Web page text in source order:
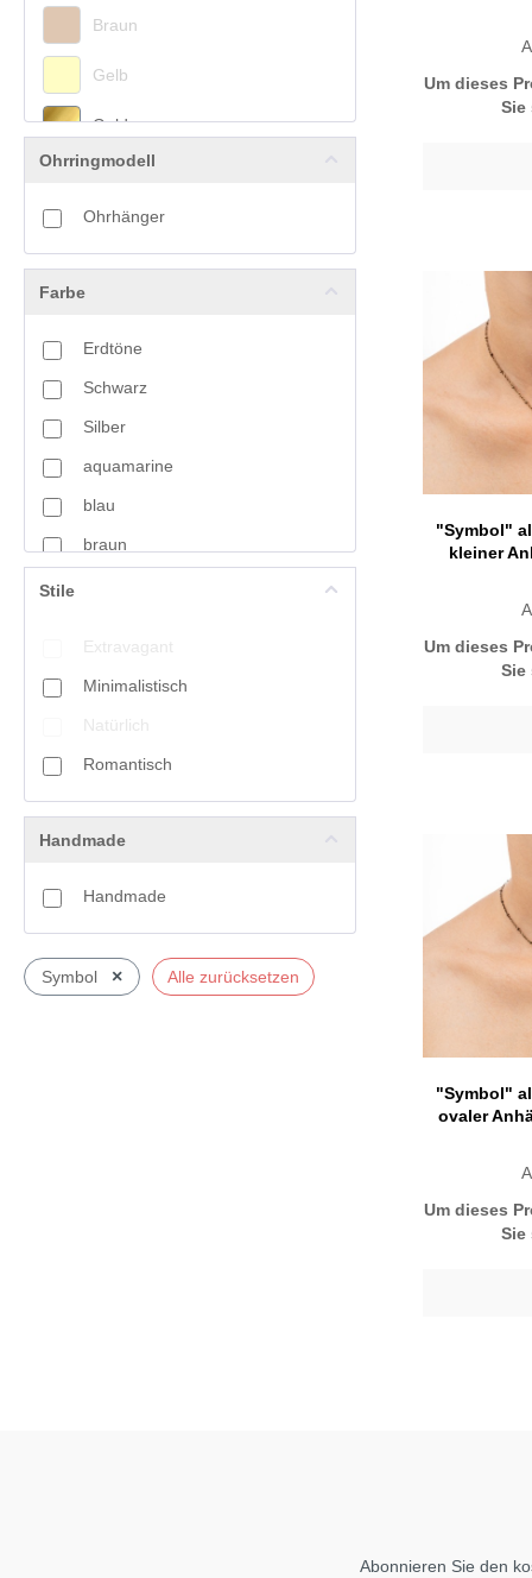
Symbol
Tassel
Tibet
Woodland
Braun
Gelb
Gold
Grau
Grün
Lila
Orange
Pink
Rose-gold
Silber
Silber/gold
Ohrringmodell
Ohrhänger
Farbe
Erdtöne
Schwarz
Silber
aquamarine
blau
braun
Stile
Extravagant
Minimalistisch
Natürlich
Romantisch
Handmade
Handmade
Symbol × Alle zurücksetzen
Um dieses
Sie
"Symbol"
kleiner
Um dieses
Sie
"Symbol"
ovaler
Um dieses
Sie
Abonnieren Sie den